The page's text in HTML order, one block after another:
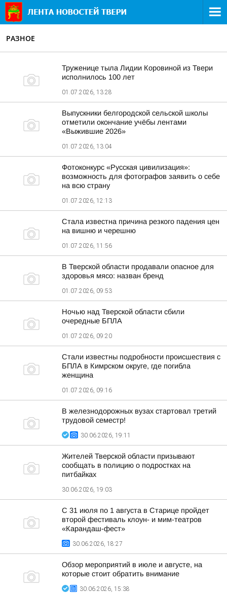
РАЗНОЕ
Труженице тыла Лидии Коровиной из Твери
исполнилось 100 лет
01.07.2026, 13:28
Выпускники белгородской сельской школы
отметили окончание учёбы лентами
«Выжившие 2026»
01.07.2026, 13:04
Фотоконкурс «Русская цивилизация»:
возможность для фотографов заявить о себе
на всю страну
01.07.2026, 12:13
Стала известна причина резкого падения цен
на вишню и черешню
01.07.2026, 11:56
В Тверской области продавали опасное для
здоровья мясо: назван бренд
01.07.2026, 09:53
Ночью над Тверской области сбили
очередные БПЛА
01.07.2026, 09:20
Стали известны подробности происшествия с
БПЛА в Кимрском округе, где погибла
женщина
01.07.2026, 09:16
В железнодорожных вузах стартовал третий
трудовой семестр!
30.06.2026, 19:11
Жителей Тверской области призывают
сообщать в полицию о подростках на
питбайках
30.06.2026, 19:03
С 31 июля по 1 августа в Старице пройдет
второй фестиваль клоун- и мим-театров
«Карандаш-фест»
30.06.2026, 18:27
Обзор мероприятий в июле и августе, на
которые стоит обратить внимание
30.06.2026, 15:38